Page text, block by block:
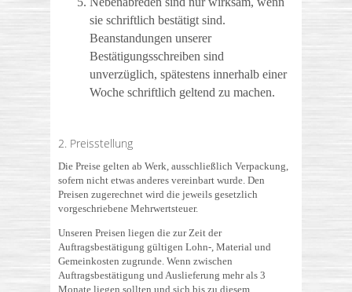
sie schriftlich bestätigt sind.
Beanstandungen unserer
Bestätigungsschreiben sind
unverzüglich, spätestens innerhalb einer
Woche schriftlich geltend zu machen.
2. Preisstellung
Die Preise gelten ab Werk, ausschließlich Verpackung,
sofern nicht etwas anderes vereinbart wurde. Den
Preisen zugerechnet wird die jeweils gesetzlich
vorgeschriebene Mehrwertsteuer.
Unseren Preisen liegen die zur Zeit der
Auftragsbestätigung gültigen Lohn-, Material und
Gemeinkosten zugrunde. Wenn zwischen
Auftragsbestätigung und Auslieferung mehr als 3
Monate liegen sollten und sich bis zu diesem